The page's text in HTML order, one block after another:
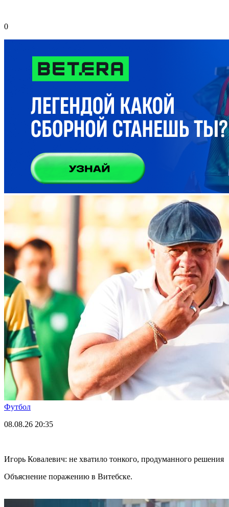
0
Футбол
08.08.26 20:35
Игорь Ковалевич: не хватило тонкого, продуманного решения
Объяснение поражению в Витебске.